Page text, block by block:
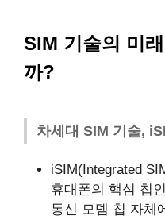
SIM 기술의 미
까?
차세대 SIM 기술,
iSIM(Integrated
휴대폰의 핵심 칩
통신 모뎀 칩 자체